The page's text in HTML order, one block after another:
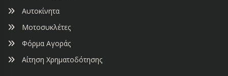
Αυτοκίνητα
Μοτοσυκλέτες
Φόρμα Αγοράς
Αίτηση Χρηματοδότησης